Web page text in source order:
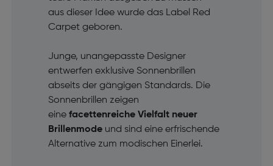
aus dieser Idee wurde das Label Red
Carpet geboren.
Junge, unangepasste Designer
entwerfen exklusive Sonnenbrillen
abseits der gängigen Standards. Die
Sonnenbrillen zeigen
einefacettenreiche Vielfalt neuer
Brillenmodeund sind eine erfrischende
Alternative zum modischen Einerlei.